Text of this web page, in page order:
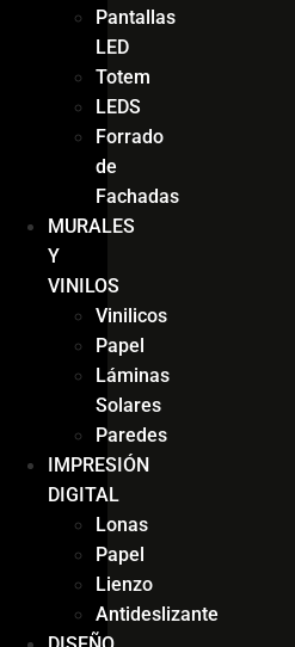
Pantallas
LED
Totem
LEDS
Forrado
de
Fachadas
MURALES
Y
VINILOS
Vinilicos
Papel
Láminas
Solares
Paredes
IMPRESIÓN
DIGITAL
Lonas
Papel
Lienzo
Antideslizante